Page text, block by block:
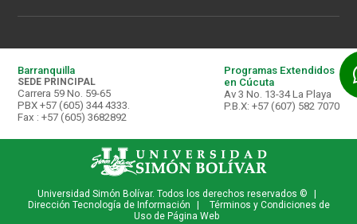
Barranquilla
SEDE PRINCIPAL
Carrera 59 No. 59-65
PBX +57 (605) 344 4333.
Fax : +57 (605) 3682892
Programas Extendidos
en Cúcuta
Av 3 No. 13-34 La Playa
P.B.X: +57 (607) 582 7070
Universidad Simón Bolívar. Todos los derechos reservados ©
Dirección Tecnología de Información
Términos y Condiciones de
Uso de Página Web